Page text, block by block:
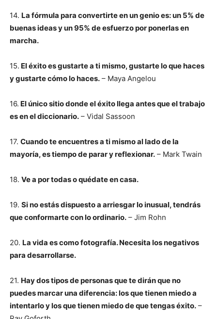
14. La fórmula para convertirte en un genio es: un 5% de
buenas ideas y un 95% de esfuerzo por ponerlas en
marcha.
15. El éxito es gustarte a ti mismo, gustarte lo que haces
y gustarte cómo lo haces. – Maya Angelou
16. El único sitio donde el éxito llega antes que el trabajo
es en el diccionario. – Vidal Sassoon
17. Cuando te encuentres a ti mismo al lado de la
mayoría, es tiempo de parar y reflexionar. – Mark Twain
18. Ve a por todas o quédate en casa.
19. Si no estás dispuesto a arriesgar lo inusual, tendrás
que conformarte con lo ordinario. – Jim Rohn
20. La vida es como fotografía. Necesita los negativos
para desarrollarse.
21. Hay dos tipos de personas que te dirán que no
puedes marcar una diferencia: los que tienen miedo a
intentarlo y los que tienen miedo de que tengas éxito. –